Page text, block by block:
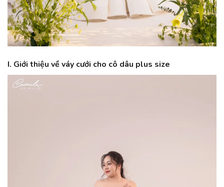
I. Giới thiệu về váy cưới cho cô dâu plus size